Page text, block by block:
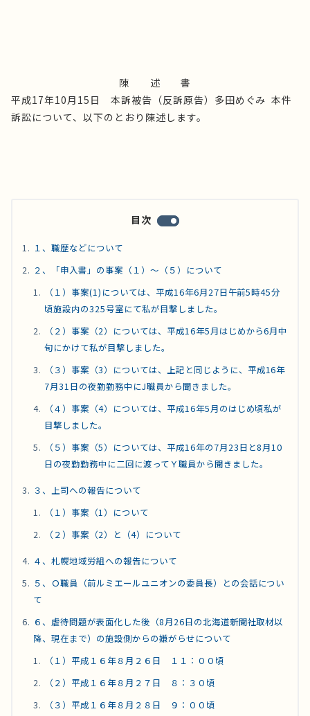
陳 述 書
平成17年10月15日 本訴被告（反訴原告）多田めぐみ 本件
訴訟について、以下のとおり陳述します。
目次
１、職歴などについて
２、「申入書」の事案（１）～（５）について
（１）事案(1)については、平成16年6月27日午前5時45分
頃施設内の325号室にて私が目撃しました。
（２）事案（2）については、平成16年5月はじめから6月中
旬にかけて私が目撃しました。
（３）事案（3）については、上記と同じように、平成16年
7月31日の夜勤勤務中にJ職員から聞きました。
（４）事案（4）については、平成16年5月のはじめ頃私が
目撃しました。
（５）事案（5）については、平成16年の7月23日と8月10
日の夜勤勤務中に二回に渡ってＹ職員から聞きました。
３、上司への報告について
（１）事案（1）について
（２）事案（2）と（4）について
４、札幌地域労組への報告について
５、Ｏ職員（前ルミエールユニオンの委員長）との会話につい
て
６、虐待問題が表面化した後（8月26日の北海道新聞社取材以
降、現在まで）の施設側からの嫌がらせについて
（１）平成１６年８月２６日 １１：００頃
（２）平成１６年８月２７日 ８：３０頃
（３）平成１６年８月２８日 ９：００頃